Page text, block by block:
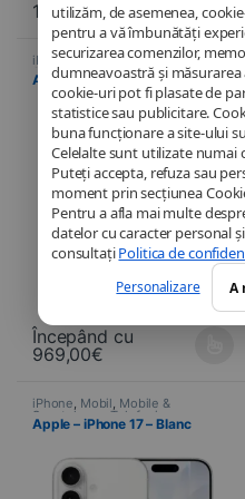
utilizăm, de asemenea,
pentru a vă îmbunătăți
securizarea comenzilor,
dumneavoastră și
cookie-uri pot fi plasate de
statistice sau publicitare.
buna funcționare a site-ului
Celelalte sunt utilizate numai
Puteți accepta, refuza sau
moment prin secțiunea
Pentru a afla mai multe
datelor cu caracter personal
consultațiPolitica de
Personalizare A
1.229,00 €
Ce produit a plusieurs
iPhone,Mobil,Mobile &
Smartphone,Telefonie
Apple – iPhone 17 – Lavande
Începând cu
969,00€
Ce produit a plusieurs
iPhone, Mobil, Mobile &
Smartphone ,Telefonie
Apple – iPhone 17 – Blanc